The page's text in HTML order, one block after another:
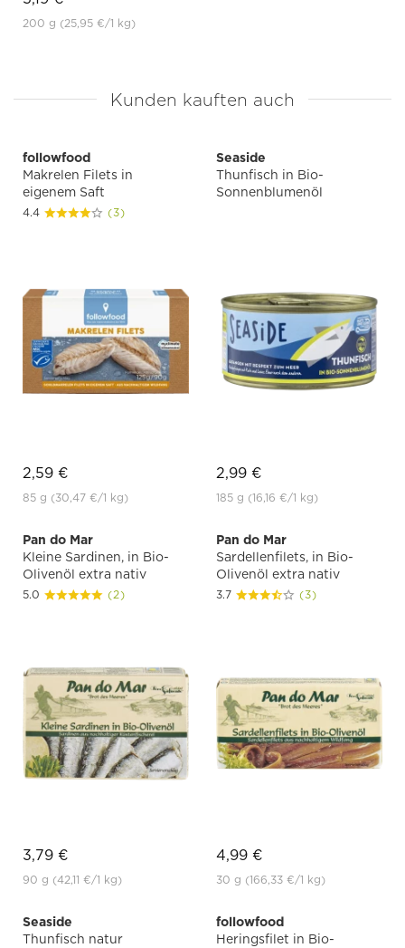
200 g (25,95 €/1 kg)
Kunden kauften auch
followfood
Makrelen Filets in
eigenem Saft
4.4 (3)
2,59 €
85 g (30,47 €/1 kg)
Seaside
Thunfisch in Bio-
Sonnenblumenöl
2,99 €
185 g (16,16 €/1 kg)
Pan do Mar
Kleine Sardinen, in Bio-
Olivenöl extra nativ
5.0 (2)
3,79 €
90 g (42,11 €/1 kg)
Pan do Mar
Sardellenfilets, in Bio-
Olivenöl extra nativ
3.7 (3)
4,99 €
30 g (166,33 €/1 kg)
Seaside
Thunfisch natur
followfood
Heringsfilet in Bio-